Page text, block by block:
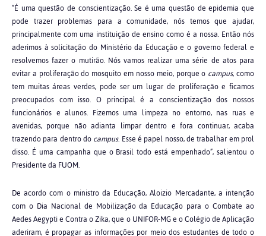
“É uma questão de conscientização. Se é uma questão de epidemia que
pode trazer problemas para a comunidade, nós temos que ajudar,
principalmente com uma instituição de ensino como é a nossa. Então nós
aderimos à solicitação do Ministério da Educação e o governo federal e
resolvemos fazer o mutirão. Nós vamos realizar uma série de atos para
evitar a proliferação do mosquito em nosso meio, porque o campus, como
tem muitas áreas verdes, pode ser um lugar de proliferação e ficamos
preocupados com isso. O principal é a conscientização dos nossos
funcionários e alunos. Fizemos uma limpeza no entorno, nas ruas e
avenidas, porque não adianta limpar dentro e fora continuar, acaba
trazendo para dentro docampus. Esse é papel nosso, de trabalhar em prol
disso. É uma campanha que o Brasil todo está empenhado”, salientou o
Presidente da FUOM.
De acordo com o ministro da Educação, Aloizio Mercadante, a intenção
com o Dia Nacional de Mobilização da Educação para o Combate ao
Aedes Aegypti e Contra o Zika, que o UNIFOR-MG e o Colégio de Aplicação
aderiram, é propagar as informações por meio dos estudantes de todo o